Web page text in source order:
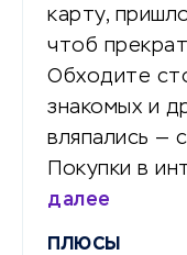
карту,
чтоб
Обходите
знакомых и
вляпались —
Покупки в
далее
ПЛЮСЫ